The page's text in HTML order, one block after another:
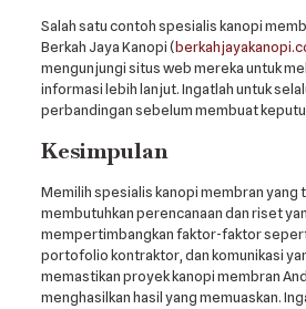
Salah satu contoh spesialis kanopi
Berkah Jaya Kanopi (
mengunjungi situs web mereka untuk
informasi lebih lanjut. Ingatlah untuk
perbandingan sebelum membuat
Kesimpulan
Memilih spesialis kanopi membran yang
membutuhkan perencanaan dan riset
mempertimbangkan faktor-faktor
portofolio kontraktor, dan komunikasi
memastikan proyek kanopi membran
menghasilkan hasil yang memuaskan.